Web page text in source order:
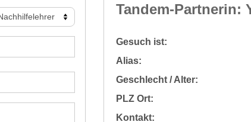
Tandem-Partnerin:
Gesuch ist:
Alias:
Geschlecht / Alter:
PLZ Ort:
Kontakt: